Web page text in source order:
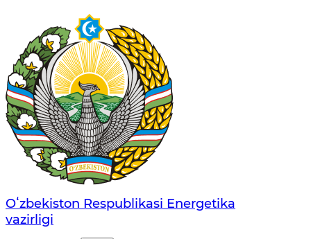
Oʻzbekiston Respublikasi Energetika
vazirligi